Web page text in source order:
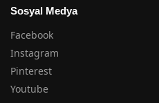
Sosyal Medya
Facebook
Instagram
Pinterest
Youtube